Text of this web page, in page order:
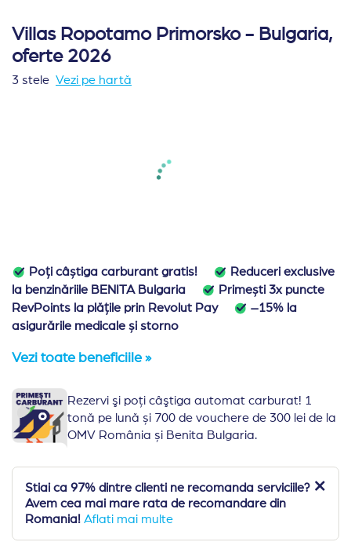
Villas Ropotamo Primorsko - Bulgaria,
oferte 2026
3 stele Vezi pe hartă
Poți câștiga carburant gratis!
Reduceri exclusive
la benzinăriile BENITA Bulgaria
Primești 3x puncte
RevPoints la plățile prin Revolut Pay
–15% la
asigurările medicale și storno
Vezi toate beneficiile »
Rezervi şi poţi câştiga automat carburat! 1
tonă pe lună și 700 de vouchere de 300 lei de la
OMV România și Benita Bulgaria.
Stiai ca 97% dintre clienti ne recomanda serviciile?
Avem cea mai mare rata de recomandare din
Romania! Aflati mai multe